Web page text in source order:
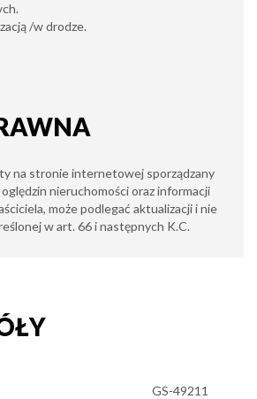
/w drodze.
na stronie internetowej sporządzany
nieruchomości oraz informacji
może podlegać aktualizacji i nie
w art. 66 i następnych K.C.
GS-49211